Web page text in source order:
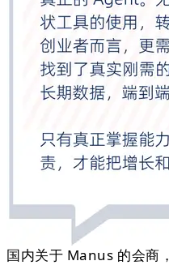
国内关于 Manus 的会商，